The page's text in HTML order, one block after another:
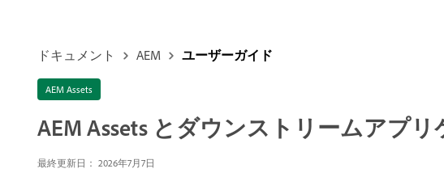
ドキュメント AEM ユーザーガイド
AEM Assets
AEM Assets とダウンストリームアプ
最終更新日： 2026年7月7日